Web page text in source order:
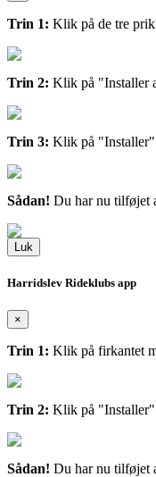
Trin 1: Klik på de tre
Trin 2: Klik på "Installer
Trin 3: Klik på "Installer"
Sådan! Du har nu tilføjet
Luk
Harridslev Rideklubs app
×
Trin 1: Klik på firkantet
Trin 2: Klik på "Installer"
Sådan! Du har nu tilføjet